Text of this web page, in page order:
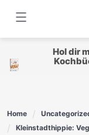
content
Hol dir
Home
Kleinstadthippie: